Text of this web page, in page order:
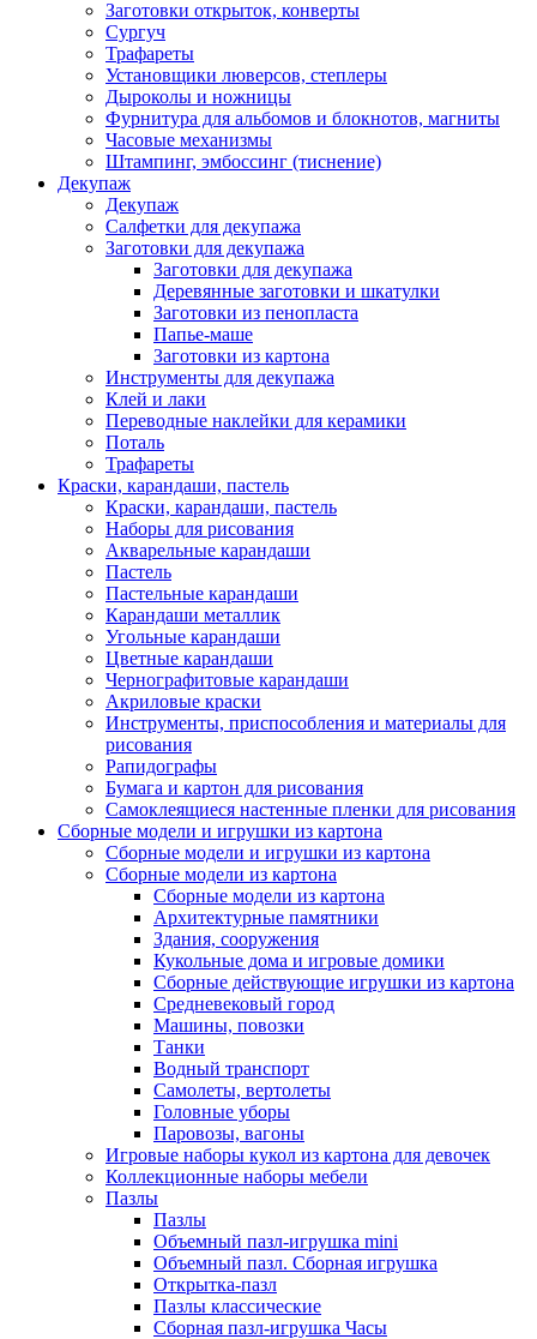
Заготовки открыток, конверты
Сургуч
Трафареты
Установщики люверсов, степлеры
Дыроколы и ножницы
Фурнитура для альбомов и блокнотов, магниты
Часовые механизмы
Штампинг, эмбоссинг (тиснение)
Декупаж
Декупаж
Салфетки для декупажа
Заготовки для декупажа
Заготовки для декупажа
Деревянные заготовки и шкатулки
Заготовки из пенопласта
Папье-маше
Заготовки из картона
Инструменты для декупажа
Клей и лаки
Переводные наклейки для керамики
Поталь
Трафареты
Краски, карандаши, пастель
Краски, карандаши, пастель
Наборы для рисования
Акварельные карандаши
Пастель
Пастельные карандаши
Карандаши металлик
Угольные карандаши
Цветные карандаши
Чернографитовые карандаши
Акриловые краски
Инструменты, приспособления и материалы для
рисования
Рапидографы
Бумага и картон для рисования
Самоклеящиеся настенные пленки для рисования
Сборные модели и игрушки из картона
Сборные модели и игрушки из картона
Сборные модели из картона
Сборные модели из картона
Архитектурные памятники
Здания, сооружения
Кукольные дома и игровые домики
Сборные действующие игрушки из картона
Средневековый город
Машины, повозки
Танки
Водный транспорт
Самолеты, вертолеты
Головные уборы
Паровозы, вагоны
Игровые наборы кукол из картона для девочек
Коллекционные наборы мебели
Пазлы
Пазлы
Объемный пазл-игрушка mini
Объемный пазл. Сборная игрушка
Открытка-пазл
Пазлы классические
Сборная пазл-игрушка Часы